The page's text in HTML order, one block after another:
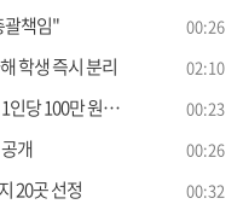
괄책임" 00:26
학생 즉시 분리 02:10
100만 원까지 00:23
개 00:26
20곳 선정 00:32